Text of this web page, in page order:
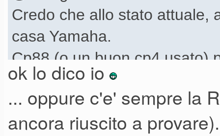
Credo che allo stato attuale,
casa Yamaha.
Cp88 (o un buon cp4 usato)
P 515 per quelli amplificati.
ok lo dico io
... oppure c'e' sempre la
ancora riuscito a provare).